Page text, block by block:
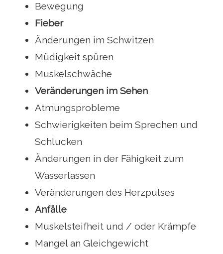
Bewegung
Fieber
Änderungen im Schwitzen
Müdigkeit spüren
Muskelschwäche
Veränderungen im Sehen
Atmungsprobleme
Schwierigkeiten beim Sprechen und
Schlucken
Änderungen in der Fähigkeit zum
Wasserlassen
Veränderungen des Herzpulses
Anfälle
Muskelsteifheit und / oder Krämpfe
Mangel an Gleichgewicht